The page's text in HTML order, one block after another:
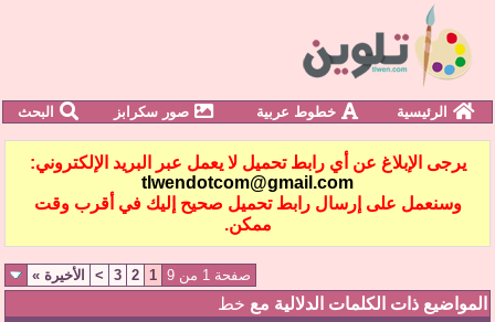
الرئيسية خطوط عربية صور سكرابز البحث
يرجى الإبلاغ عن أي رابط تحميل لا يعمل عبر البريد الإلكتروني:
tlwendotcom@gmail.com
وسنعمل على إرسال رابط تحميل صحيح إليك في أقرب وقت
ممكن.
صفحة 1 من 9 1
2
3
> الأخيرة »
المواضيع ذات الكلمات الدلالية مع خط